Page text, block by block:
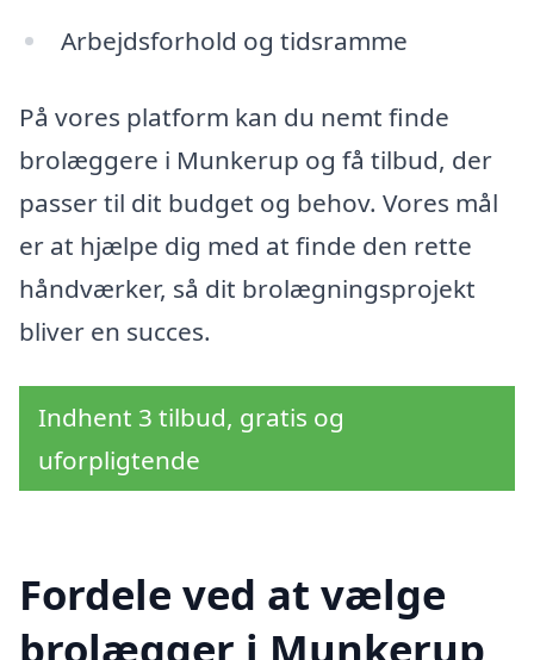
Arbejdsforhold og tidsramme
På vores platform kan du nemt finde
brolæggere i Munkerup og få tilbud, der
passer til dit budget og behov. Vores mål
er at hjælpe dig med at finde den rette
håndværker, så dit brolægningsprojekt
bliver en succes.
Indhent 3 tilbud, gratis og
uforpligtende
Fordele ved at vælge